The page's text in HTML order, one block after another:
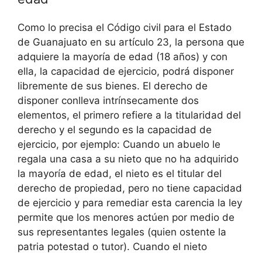
Como lo precisa el Código civil para el Estado
de Guanajuato en su artículo 23, la persona que
adquiere la mayoría de edad (18 años) y con
ella, la capacidad de ejercicio, podrá disponer
libremente de sus bienes. El derecho de
disponer conlleva intrínsecamente dos
elementos, el primero refiere a la titularidad del
derecho y el segundo es la capacidad de
ejercicio, por ejemplo: Cuando un abuelo le
regala una casa a su nieto que no ha adquirido
la mayoría de edad, el nieto es el titular del
derecho de propiedad, pero no tiene capacidad
de ejercicio y para remediar esta carencia la ley
permite que los menores actúen por medio de
sus representantes legales (quien ostente la
patria potestad o tutor). Cuando el nieto